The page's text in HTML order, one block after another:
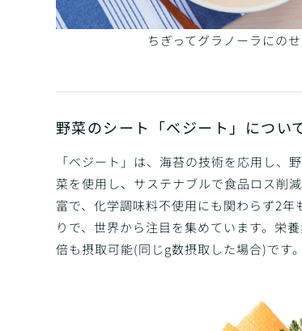
ちぎってグラノーラにの
野菜のシート「ベジート」につい
「ベジート」は、海苔の技術を応用し、
菜を使用し、サステナブルで食品ロス削
富で、化学調味料不使用にも関わらず2
りで、世界から注目を集めています。栄
倍も摂取可能(同じg数摂取した場合)です。